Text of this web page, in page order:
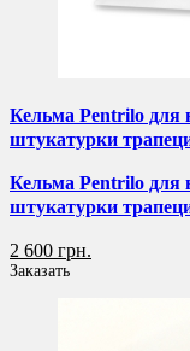
Кельма Pentrilo для
штукатурки
Кельма Pentrilo для
штукатурки
2 600 грн.
Заказать